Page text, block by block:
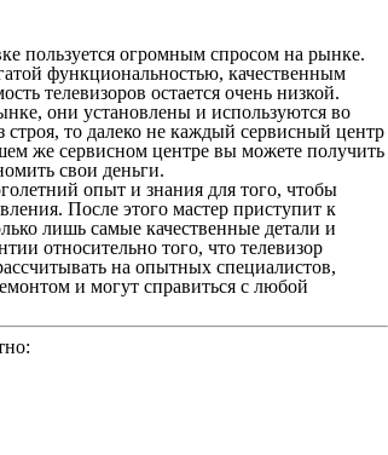
пользуется огромным спросом на рынке.
функциональностью, качественным
телевизоров остается очень низкой.
они установлены и используются во
то далеко не каждый сервисный центр
же сервисном центре вы можете получить
свои деньги.
опыт и знания для того, чтобы
После этого мастер приступит к
лишь самые качественные детали и
относительно того, что телевизор
на опытных специалистов,
и могут справиться с любой